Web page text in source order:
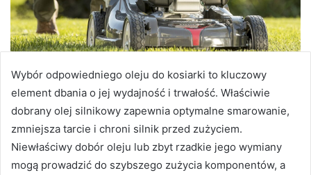
Wybór odpowiedniego oleju do kosiarki to kluczowy
element dbania o jej wydajność i trwałość. Właściwie
dobrany olej silnikowy zapewnia optymalne smarowanie,
zmniejsza tarcie i chroni silnik przed zużyciem.
Niewłaściwy dobór oleju lub zbyt rzadkie jego wymiany
mogą prowadzić do szybszego zużycia komponentów, a